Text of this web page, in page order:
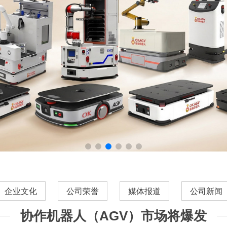
企业文化 公司荣誉 媒体报道 公司新闻
协作机器人（AGV）市场将爆发